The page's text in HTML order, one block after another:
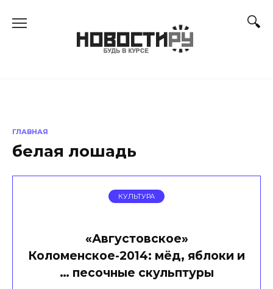
ГЛАВНАЯ
белая лошадь
КУЛЬТУРА
«Августовское»
Коломенское-2014: мёд, яблоки и
… песочные скульптуры